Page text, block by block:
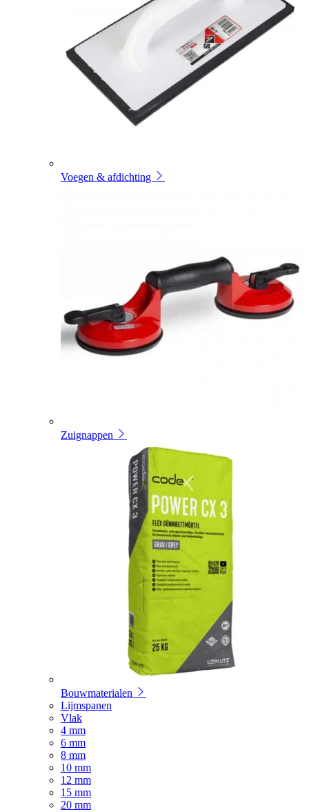
Voegen & afdichting
Zuignappen
Bouwmaterialen
Lijmspanen
Vlak
4 mm
6 mm
8 mm
10 mm
12 mm
15 mm
20 mm